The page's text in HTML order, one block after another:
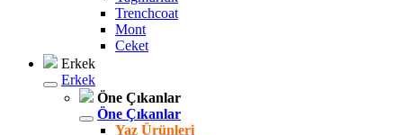
Trenchcoat
Mont
Ceket
Erkek
Erkek
Öne Çıkanlar
Öne Çıkanlar
Yaz Ürünleri